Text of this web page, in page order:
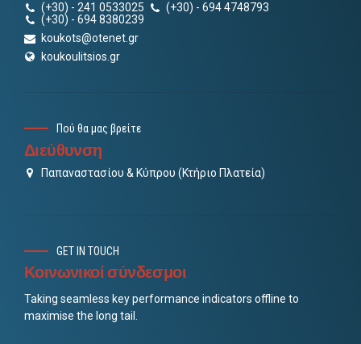
(+30) - 241 0533025
(+30) - 694 4748793
(+30) - 694 8380239
koukots@otenet.gr
koukoulitsios.gr
Πού θα μας βρείτε
Διεύθυνση
Παπαναστασίου & Κύπρου (Κτήριο Πλατεία)
GET IN TOUCH
Κοινωνικοί σύνδεσμοι
Taking seamless key performance indicators offline to
maximise the long tail.